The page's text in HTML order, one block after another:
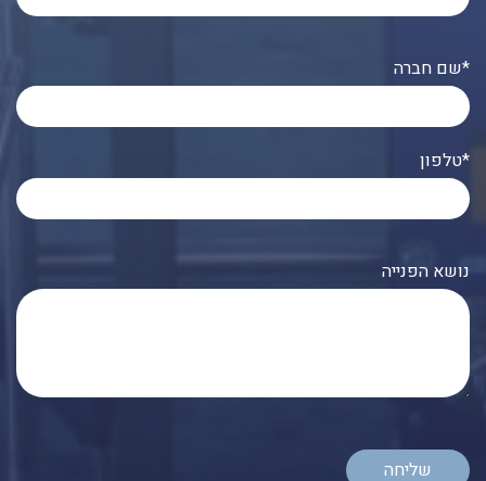
נושא הפנייה
שם חברה*
טלפון*